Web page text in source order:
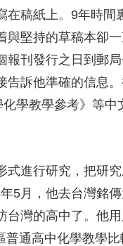
稿紙上。9年時間
堅持的草稿本卻
刊發行之日到郵
訴他準確的信息
學教學參考》等中
進行研究，把研
5月，他去台灣銘
灣的高中了。他
通高中化學教學